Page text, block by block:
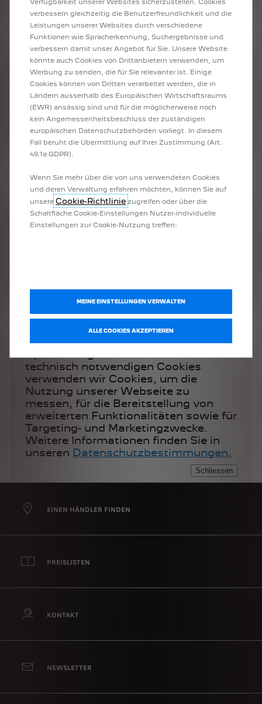
EINEN HÄNDLER FINDEN
PREISLISTEN
KONTAKT
NEWSLETTER
verbessern gleichzeitig die Benutzerfreundlichkeit und die
Leistungen unserer Websites durch verschiedene
Funktionen wie Spracherkennung, Suchergebnisse und
verbessern damit unser Angebot für Sie. Unsere Website
könnte auch Cookies von Drittanbietern verwenden, um
Werbung zu senden, die für Sie relevanter ist. Einige
Cookies können von Dritten verarbeitet werden, die in
Ländern ausserhalb des Europäischen Wirtschaftsraums
(EWR) ansässig sind und für die möglicherweise noch
kein Angemessenheitsbeschluss der zuständigen
europäischen Datenschutzbehörden vorliegt. In diesem
Fall beruht die Übermittlung auf Ihrer Zustimmung (Art.
49.1a GDPR).
Wenn Sie mehr über die von uns verwendeten Cookies
und deren Verwaltung erfahren möchten, können Sie auf
unsere Cookie-Richtlinie zugreifen oder über die
Schaltfläche Cookie-Einstellungen Nutzer-individuelle
Einstellungen zur Cookie-Nutzung treffen:
MEINE EINSTELLUNGEN VERWALTEN
ALLE COOKIES AKZEPTIEREN